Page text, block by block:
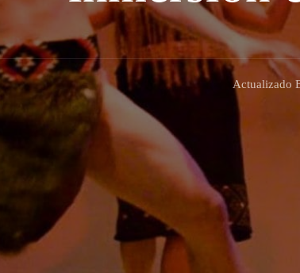
Actualizado